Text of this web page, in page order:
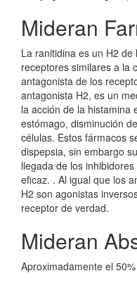
Mideran
La ranitidina es un H2
receptores similares a la
antagonista de los
antagonista H2, es un
la acción de la histamina
estómago, disminución
células. Estos fármacos
dispepsia, sin embargo
llegada de los
eficaz. . Al igual que los
H2 son agonistas
receptor de verdad.
Mideran
Aproximadamente el